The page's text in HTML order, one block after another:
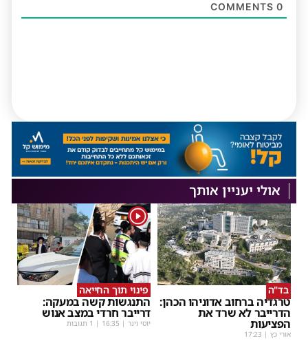
0
אולי יעניין אותך
בד"ה
טרגדיה ברחוב אדוניהו הכהן:
הדרייבר לא שרד את
הפציעות
אורי כץ |
17:23
1
פינוי תוך החייאה
התנגשות קשה במעקה:
דרייבר חרדי במצב אנוש
יוסי וינר |
16:35 | 1 תגובות